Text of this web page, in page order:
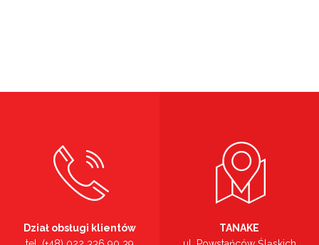
Dział obsługi klientów
TANAKE